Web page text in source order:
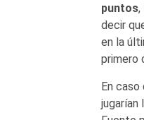
puntos,
decir
en la
primero
En caso
jugarían